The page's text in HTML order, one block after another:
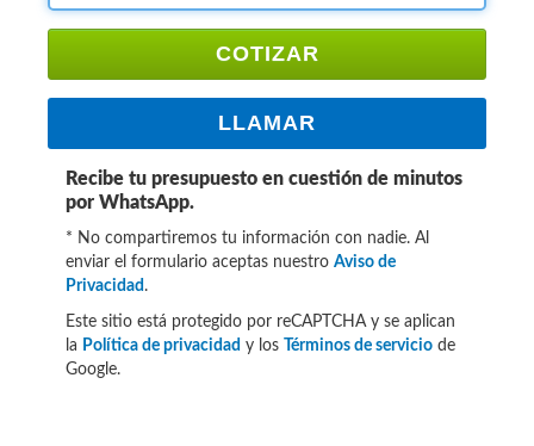
COTIZAR
LLAMAR
Recibe tu presupuesto en cuestión de minutos
por WhatsApp.
* No compartiremos tu información con nadie. Al
enviar el formulario aceptas nuestro Aviso de
Privacidad .
Este sitio está protegido por reCAPTCHA y se aplican
la Política de privacidad y los Términos de servicio de
Google.